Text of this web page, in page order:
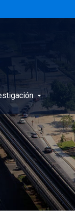
arrow_drop_down